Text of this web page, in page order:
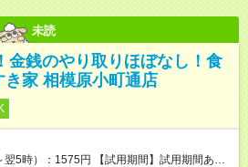
未読
金銭のやり取りほぼなし！食
家 相模原小町通店
円 【試用期間】試用期間あり